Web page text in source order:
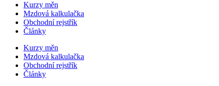
Kurzy měn
Mzdová kalkulačka
Obchodní rejstřík
Články
Kurzy měn
Mzdová kalkulačka
Obchodní rejstřík
Články